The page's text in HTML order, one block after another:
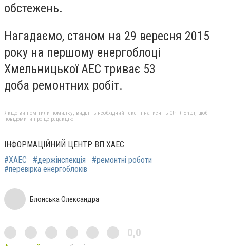
обстежень.
Нагадаємо, станом на 29 вересня 2015
року на першому енергоблоці
Хмельницької АЕС триває 53
доба ремонтних робіт.
Якщо ви помітили помилку, виділіть необхідний текст і натисніть Ctrl + Enter, щоб
повідомити про це редакцію
ІНФОРМАЦІЙНИЙ ЦЕНТР ВП ХАЕС
#ХАЕС
#держінспекція
#ремонтні роботи
#перевірка енергоблоків
Блонська Олександра
0,0